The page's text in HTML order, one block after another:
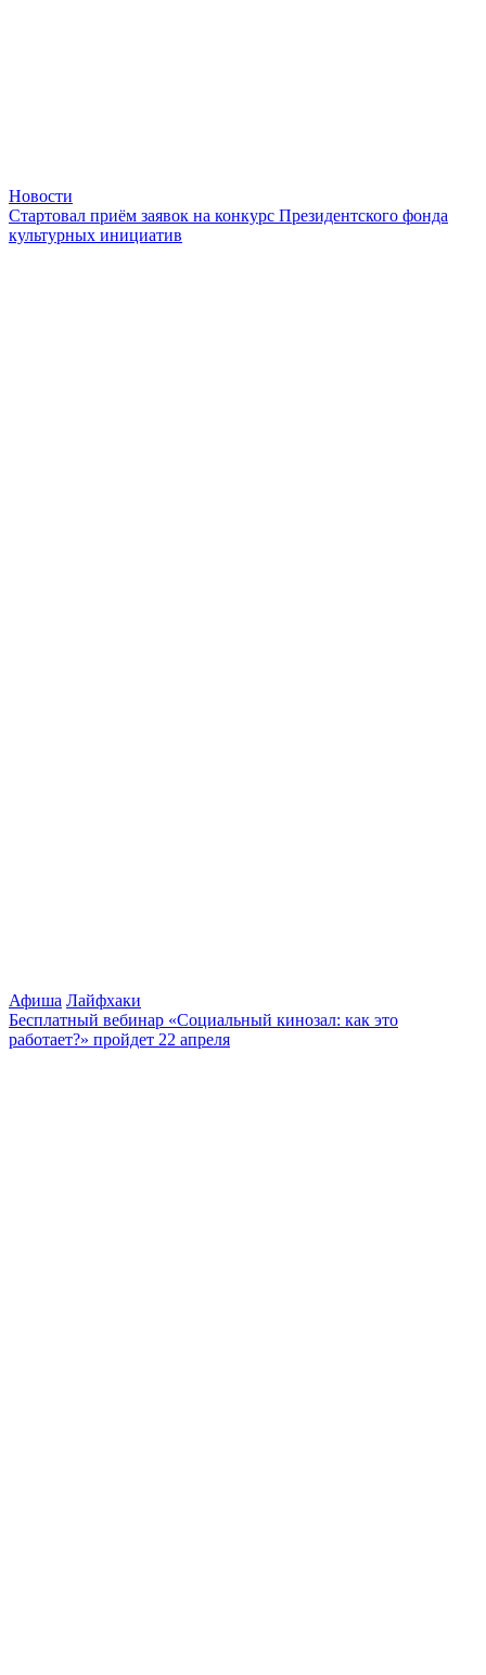
Новости
Стартовал приём заявок на конкурс Президентского фонда
культурных инициатив
Афиша Лайфхаки
Бесплатный вебинар «Социальный кинозал: как это
работает?» пройдет 22 апреля